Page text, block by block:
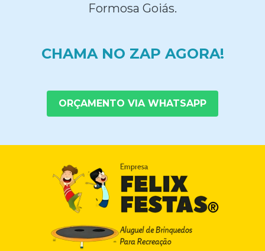
Formosa Goiás.
CHAMA NO ZAP AGORA!
ORÇAMENTO VIA WHATSAPP